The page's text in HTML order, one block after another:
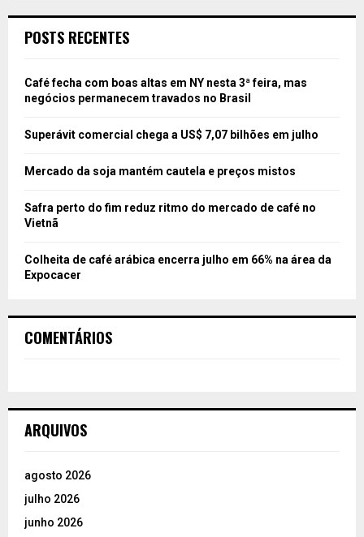
POSTS RECENTES
Café fecha com boas altas em NY nesta 3ª feira, mas
negócios permanecem travados no Brasil
Superávit comercial chega a US$ 7,07 bilhões em julho
Mercado da soja mantém cautela e preços mistos
Safra perto do fim reduz ritmo do mercado de café no
Vietnã
Colheita de café arábica encerra julho em 66% na área da
Expocacer
COMENTÁRIOS
ARQUIVOS
agosto 2026
julho 2026
junho 2026